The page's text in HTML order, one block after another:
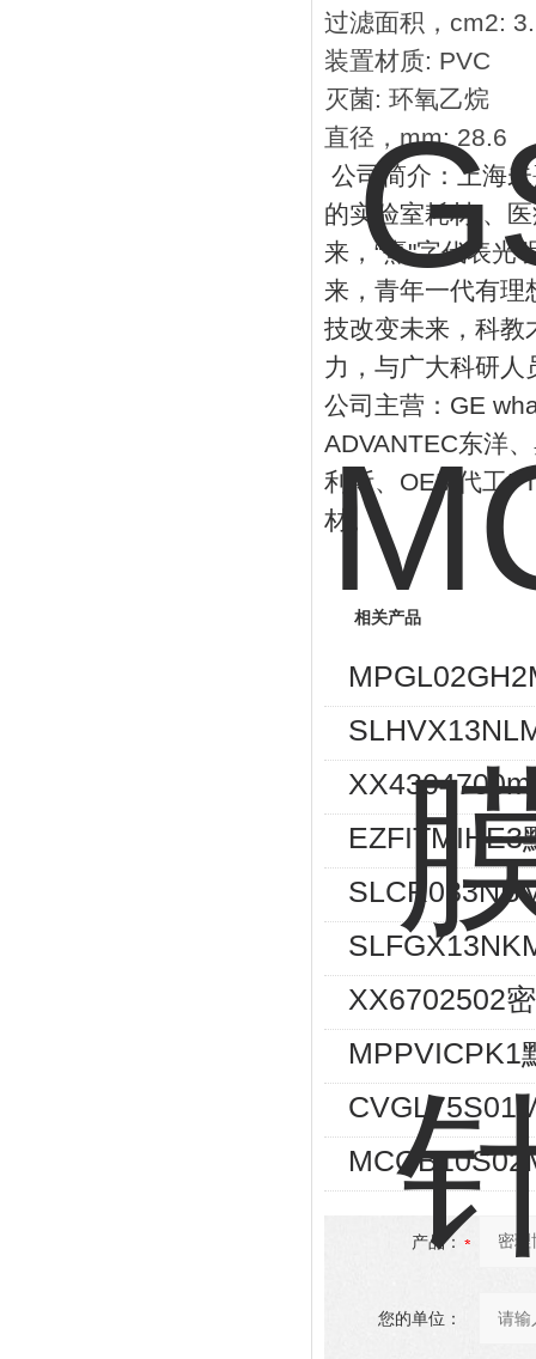
过滤面积，cm2:
装置材质: PVC
灭菌: 环氧乙烷
直径，mm: 28.6
公司简介：上海
的实验室耗材 、
来， “熹"字代表光
来，青年一代有理
技改变未来，科教
力，与广大科研人
公司主营： GE
ADVANTEC东洋
利斯、 OEM 代工
材。
相关产品
EZFITMIHE3
XX6702502
MPPVICPK1
产品：
您的单位：